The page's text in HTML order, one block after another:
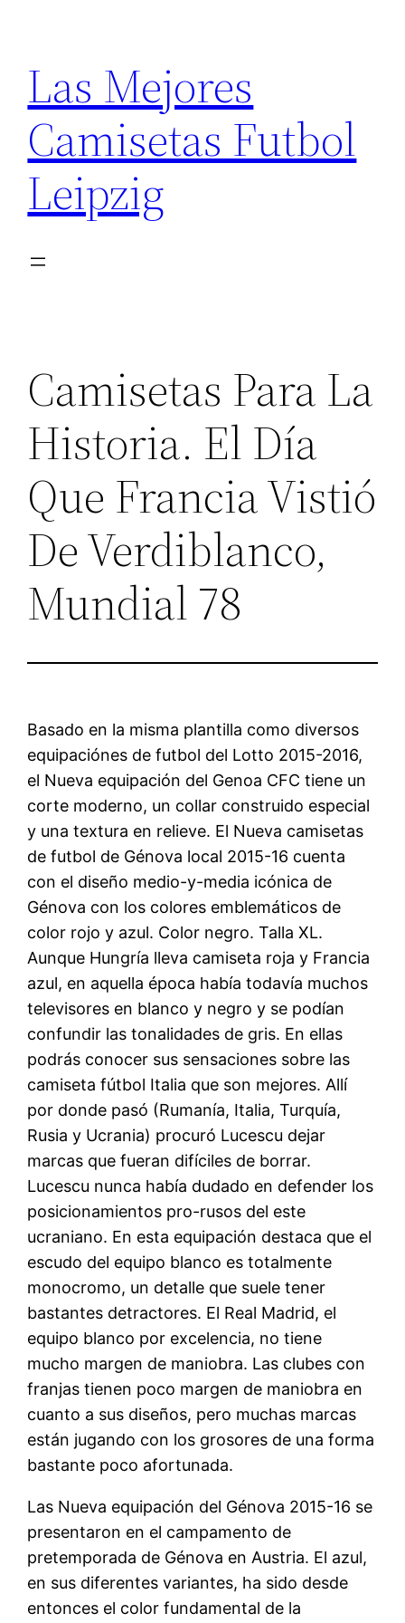
contenido
Las Mejores
Camisetas Futbol
Leipzig
Camisetas Para La
Historia. El Día
Que Francia Vistió
De Verdiblanco,
Mundial 78
Basado en la misma plantilla como diversos
equipaciónes de futbol del Lotto 2015-2016,
el Nueva equipación del Genoa CFC tiene un
corte moderno, un collar construido especial
y una textura en relieve. El Nueva camisetas
de futbol de Génova local 2015-16 cuenta
con el diseño medio-y-media icónica de
Génova con los colores emblemáticos de
color rojo y azul. Color negro. Talla XL.
Aunque Hungría lleva camiseta roja y Francia
azul, en aquella época había todavía muchos
televisores en blanco y negro y se podían
confundir las tonalidades de gris. En ellas
podrás conocer sus sensaciones sobre las
camiseta fútbol Italia que son mejores. Allí
por donde pasó (Rumanía, Italia, Turquía,
Rusia y Ucrania) procuró Lucescu dejar
marcas que fueran difíciles de borrar.
Lucescu nunca había dudado en defender los
posicionamientos pro-rusos del este
ucraniano. En esta equipación destaca que el
escudo del equipo blanco es totalmente
monocromo, un detalle que suele tener
bastantes detractores. El Real Madrid, el
equipo blanco por excelencia, no tiene
mucho margen de maniobra. Las clubes con
franjas tienen poco margen de maniobra en
cuanto a sus diseños, pero muchas marcas
están jugando con los grosores de una forma
bastante poco afortunada.
Las Nueva equipación del Génova 2015-16 se
presentaron en el campamento de
pretemporada de Génova en Austria. El azul,
en sus diferentes variantes, ha sido desde
entonces el color fundamental de la